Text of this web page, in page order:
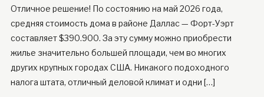
Отличное решение! По состоянию на май 2026 года,
средняя стоимость дома в районе Даллас — Форт-Уэрт
составляет $390.900. За эту сумму можно приобрести
жилье значительно большей площади, чем во многих
других крупных городах США. Никакого подоходного
налога штата, отличный деловой климат и одни […]